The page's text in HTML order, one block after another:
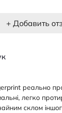
+ Добавить
реально
легко
склом